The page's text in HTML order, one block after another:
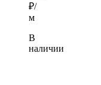
₽/
м
В
наличии